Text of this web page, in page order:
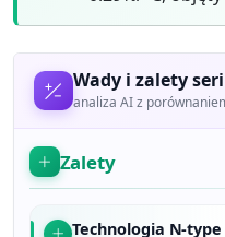
Wady i zalety
analiza AI z
Zalety
Technologia N-type